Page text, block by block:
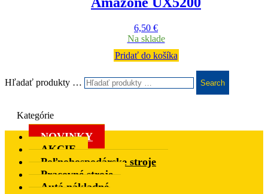
6,50 €
Na sklade
Pridať do košíka
Hľadať produkty … Search
Kategórie
NOVINKY
AKCIE
Poľnohospodárske stroje
Pracovné stroje
Autá nákladné